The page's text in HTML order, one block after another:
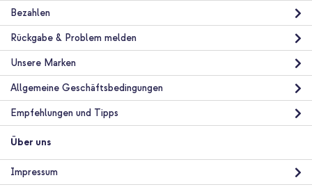
Bezahlen
Rückgabe & Problem melden
Unsere Marken
Allgemeine Geschäftsbedingungen
Empfehlungen und Tipps
Über uns
Impressum